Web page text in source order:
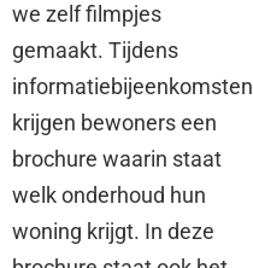
we zelf filmpjes
gemaakt. Tijdens
informatiebijeenkomsten
krijgen bewoners een
brochure waarin staat
welk onderhoud hun
woning krijgt. In deze